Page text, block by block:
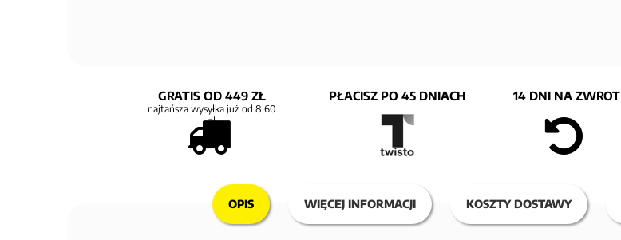
GRATIS OD 449 ZŁ
najtańsza wysyłka już od 8,60
zł
PŁACISZ PO 45 DNIACH 14 DNI NA ZWROT
OPIS WIĘCEJ INFORMACJI KOSZTY DOSTAWY